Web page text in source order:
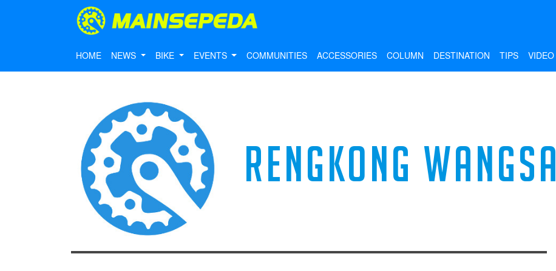
HOME NEWS BIKE EVENTS COMMUNITIES ACCESSORIES COLUMN DESTINATION TIPS VIDEO
RENGKONG WANGSA